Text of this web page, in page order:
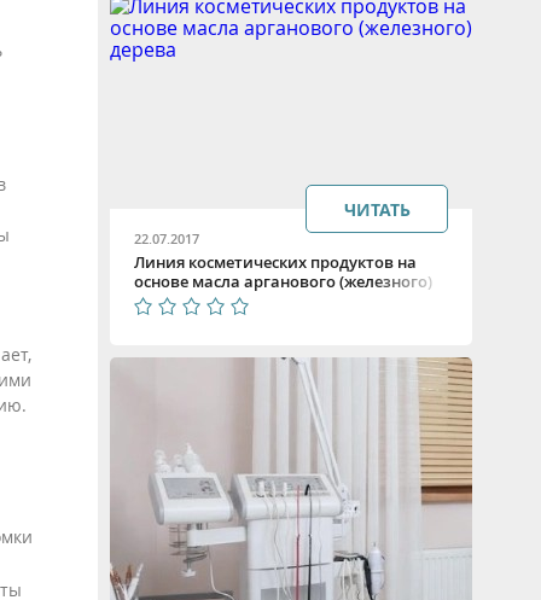
22.07.2017
Линия косметических продуктов на
основе масла арганового (железного)
дерева
ЧИТАТЬ